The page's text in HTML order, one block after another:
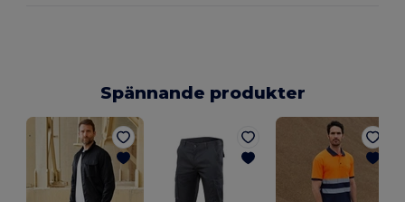
Spännande produkter